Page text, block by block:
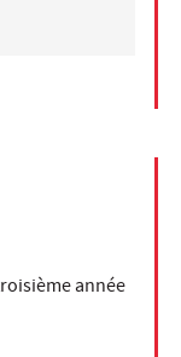
année